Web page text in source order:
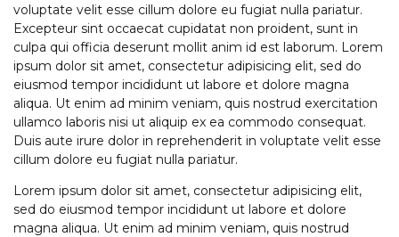
voluptate velit esse cillum dolore eu fugiat nulla pariatur.
Excepteur sint occaecat cupidatat non proident, sunt in
culpa qui officia deserunt mollit anim id est laborum. Lorem
ipsum dolor sit amet, consectetur adipisicing elit, sed do
eiusmod tempor incididunt ut labore et dolore magna
aliqua. Ut enim ad minim veniam, quis nostrud exercitation
ullamco laboris nisi ut aliquip ex ea commodo consequat.
Duis aute irure dolor in reprehenderit in voluptate velit esse
cillum dolore eu fugiat nulla pariatur.
Lorem ipsum dolor sit amet, consectetur adipisicing elit,
sed do eiusmod tempor incididunt ut labore et dolore
magna aliqua. Ut enim ad minim veniam, quis nostrud